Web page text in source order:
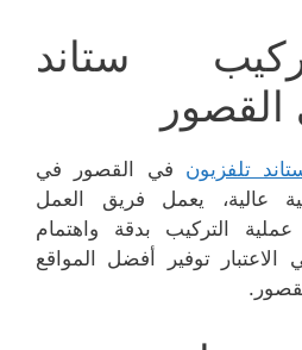
ستاند
تلفزيون في القصور في
عالية، يعمل فريق العمل
التركيب بدقة واهتمام
الاعتبار توفير أفضل المواقع